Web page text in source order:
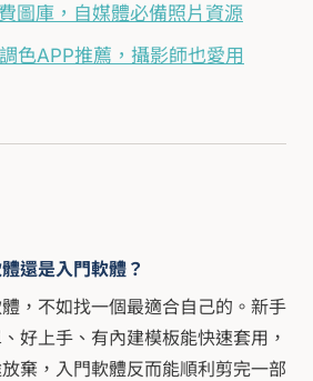
圖庫，自媒體必備照片資源
色APP推薦，攝影師也愛用
還是入門軟體？
，不如找一個最適合自己的。新手
好上手、有內建模板能快速套用，
棄，入門軟體反而能順利剪完一部